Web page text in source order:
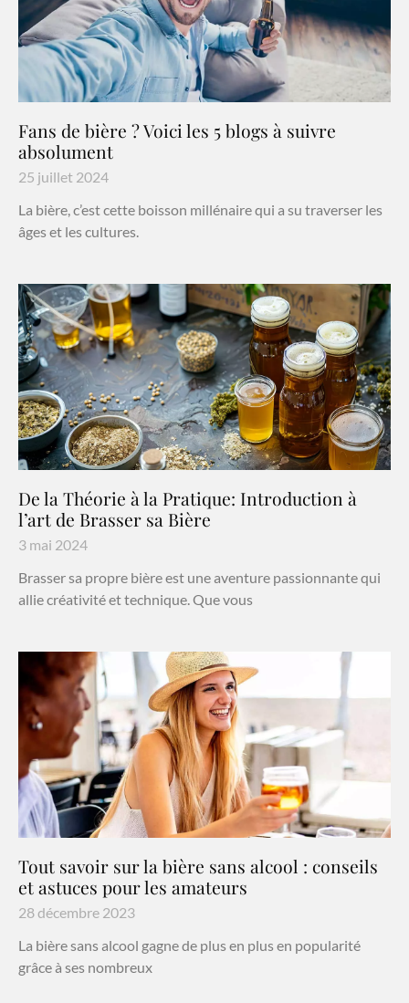
Fans de bière ? Voici les 5 blogs à suivre
absolument
25 juillet 2024
La bière, c’est cette boisson millénaire qui a su traverser les
âges et les cultures.
De la Théorie à la Pratique: Introduction à
l’art de Brasser sa Bière
3 mai 2024
Brasser sa propre bière est une aventure passionnante qui
allie créativité et technique. Que vous
Tout savoir sur la bière sans alcool : conseils
et astuces pour les amateurs
28 décembre 2023
La bière sans alcool gagne de plus en plus en popularité
grâce à ses nombreux